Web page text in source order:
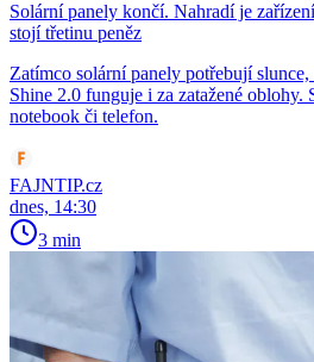
Solární panely končí. Nahradí je
stojí třetinu peněz
Zatímco solární panely potřebují
Shine 2.0 funguje i za zatažené oblohy.
notebook či telefon.
FAJNTIP.cz
dnes, 14:30
3 min